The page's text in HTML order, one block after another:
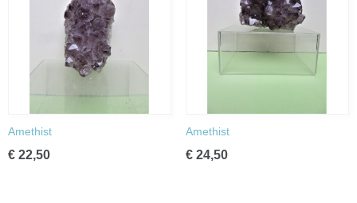
Amethist
€ 22,50
Amethist
€ 24,50